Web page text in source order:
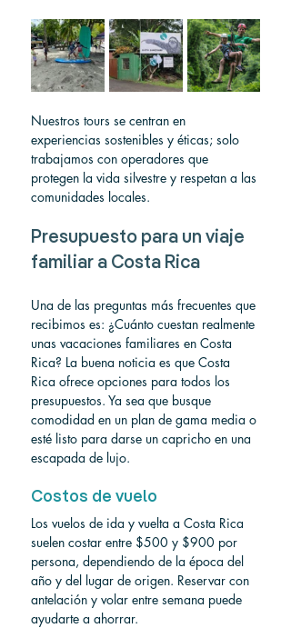
Nuestros tours se centran en
experiencias sostenibles y éticas; solo
trabajamos con operadores que
protegen la vida silvestre y respetan a las
comunidades locales.
Presupuesto para un viaje
familiar a Costa Rica
Una de las preguntas más frecuentes que
recibimos es: ¿Cuánto cuestan realmente
unas vacaciones familiares en Costa
Rica? La buena noticia es que Costa
Rica ofrece opciones para todos los
presupuestos. Ya sea que busque
comodidad en un plan de gama media o
esté listo para darse un capricho en una
escapada de lujo.
Costos de vuelo
Los vuelos de ida y vuelta a Costa Rica
suelen costar entre $500 y $900 por
persona, dependiendo de la época del
año y del lugar de origen. Reservar con
antelación y volar entre semana puede
ayudarte a ahorrar.